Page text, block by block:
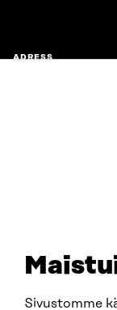
Sivustomme
ADRESS